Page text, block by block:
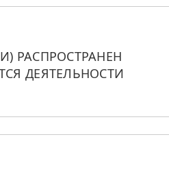
РАСПРОСТРАНЕН
ДЕЯТЕЛЬНОСТИ